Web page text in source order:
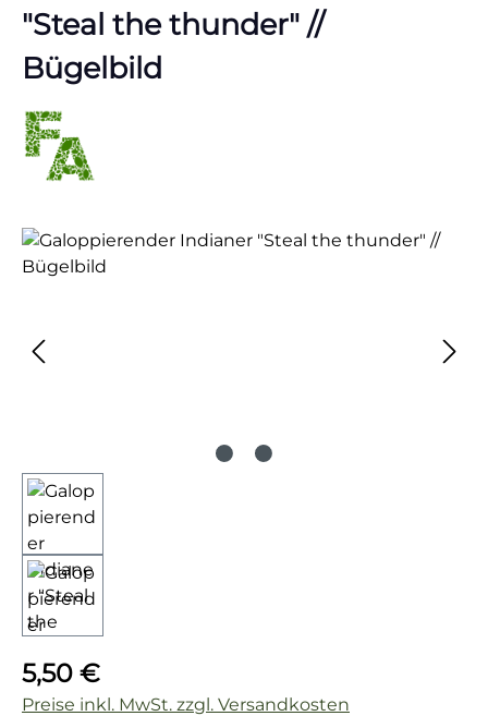
"Steal the thunder" //
Bügelbild
Bildergalerie überspringen
Regulärer Preis:
5,50 €
Preise inkl. MwSt. zzgl. Versandkosten